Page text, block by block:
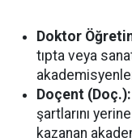
Doktor
tıpta veya
Doçent (Doç.):
şartlarını
kazanan